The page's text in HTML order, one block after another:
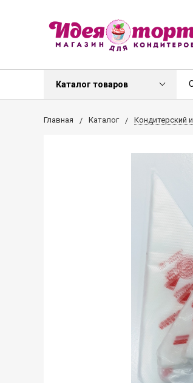
Каталог товаров
Главная Каталог Кондитерский